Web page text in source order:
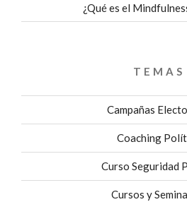
¿Qué es el
TEMAS
Campañas
Coaching
Curso Seguridad
Cursos y